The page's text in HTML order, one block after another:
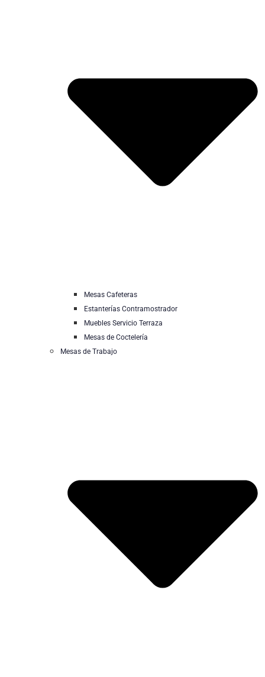
Mesas Cafeteras
Estanterías Contramostrador
Muebles Servicio Terraza
Mesas de Coctelería
Mesas de Trabajo